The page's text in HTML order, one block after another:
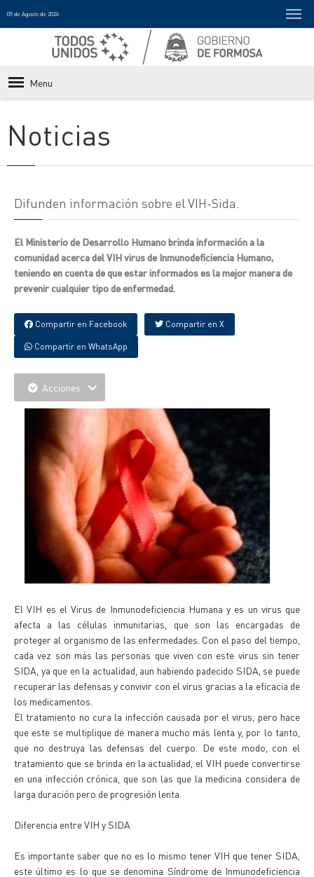
09 de Agosto de 2026
Menu
Noticias
Difunden información sobre el VIH-Sida.
El Ministerio de Desarrollo Humano brinda información a la
comunidad acerca del VIH virus de Inmunodeficiencia Humano,
teniendo en cuenta de que estar informados es la mejor manera de
prevenir cualquier tipo de enfermedad.
Compartir en Facebook Compartir en X
Compartir en WhatsApp
Acciones
El VIH es el Virus de Inmunodeficiencia Humana y es un virus que
afecta a las células inmunitarias, que son las encargadas de
proteger al organismo de las enfermedades. Con el paso del tiempo,
cada vez son más las personas que viven con este virus sin tener
SIDA, ya que en la actualidad, aun habiendo padecido SIDA, se puede
recuperar las defensas y convivir con el virus gracias a la eficacia de
los medicamentos.
El tratamiento no cura la infección causada por el virus, pero hace
que este se multiplique de manera mucho más lenta y, por lo tanto,
que no destruya las defensas del cuerpo. De este modo, con el
tratamiento que se brinda en la actualidad, el VIH puede convertirse
en una infección crónica, que son las que la medicina considera de
larga duración pero de progresión lenta.
Diferencia entre VIH y SIDA
Es importante saber que no es lo mismo tener VIH que tener SIDA,
este último es lo que se denomina Síndrome de Inmunodeficiencia